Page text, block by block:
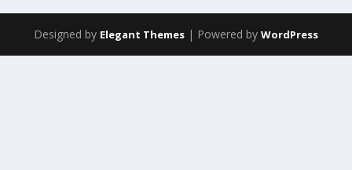
Designed by Elegant Themes | Powered by WordPress